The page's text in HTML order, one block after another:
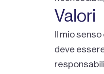
Valori
Il mio
deve